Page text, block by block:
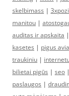
skelbimass |
manitou |
auditas ir apskaita |
kasetes | pigus
traukiniu |
bilietai pigūs | seo |
paslaugos |